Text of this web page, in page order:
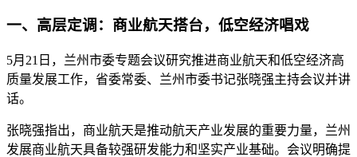
一、高层定调：商业航天搭台，低空经济唱戏
5月21日，兰州市委专题会议研究推进商业航天和低空经济高
质量发展工作，省委常委、兰州市委书记张晓强主持会议并讲
话。
张晓强指出，商业航天是推动航天产业发展的重要力量，兰州
发展商业航天具备较强研发能力和坚实产业基础。会议明确提